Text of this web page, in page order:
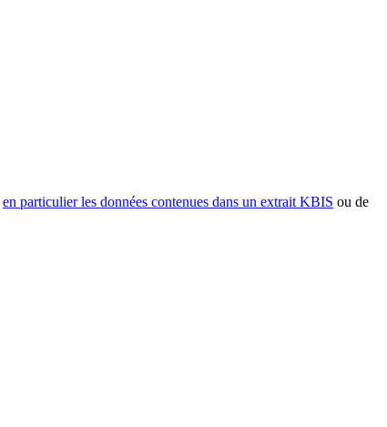
en particulier les données contenues dans un extrait KBIS ou de